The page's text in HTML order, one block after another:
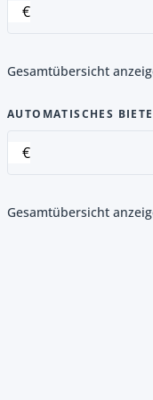
€
Gesamtübersicht
AUTOMATISCHES
€
Gesamtübersicht